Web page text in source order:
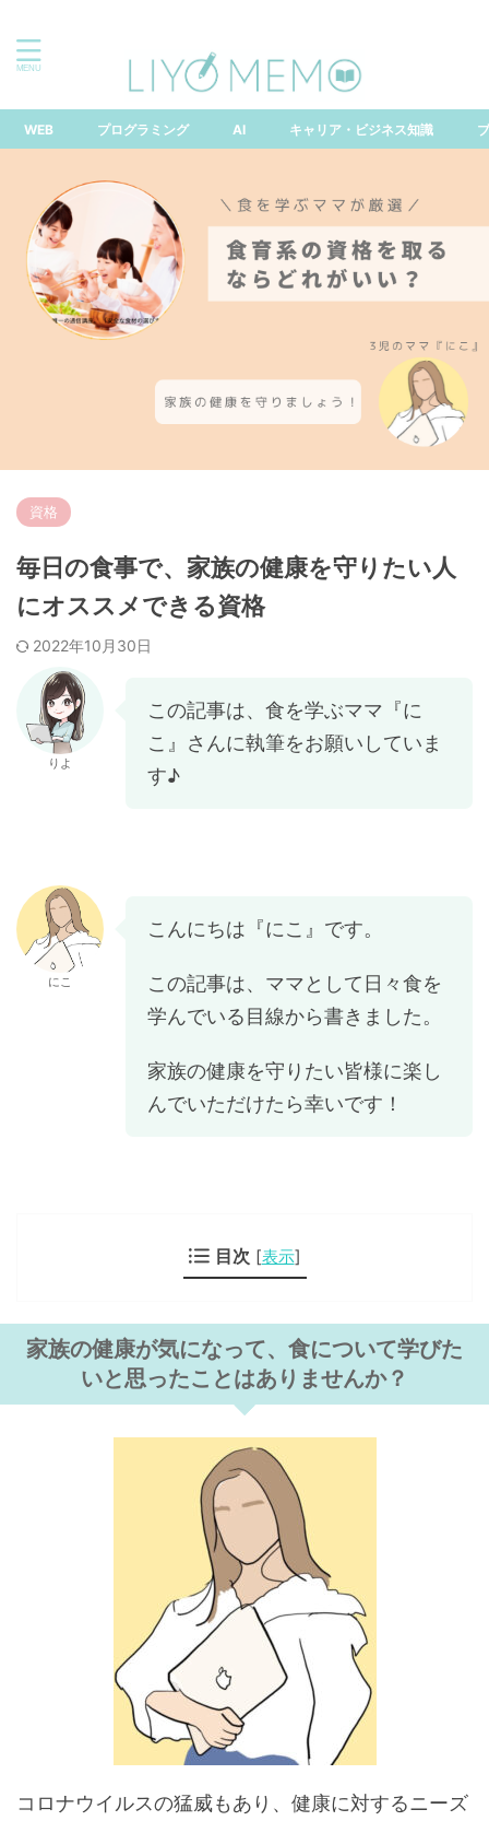
WEB プログラミング AI キャリア・ビジネス知識
資格
毎日の食事で、家族の健康を守りたい人
にオススメできる資格
2022年10月30日
りよ
この記事は、食を学ぶママ『に
こ』さんに執筆をお願いしていま
す♪
にこ
こんにちは『にこ』です。
この記事は、ママとして日々食を
学んでいる目線から書きました。
家族の健康を守りたい皆様に楽し
んでいただけたら幸いです！
目次 [表示]
家族の健康が気になって、食について学びた
いと思ったことはありませんか？
コロナウイルスの猛威もあり、健康に対するニーズ